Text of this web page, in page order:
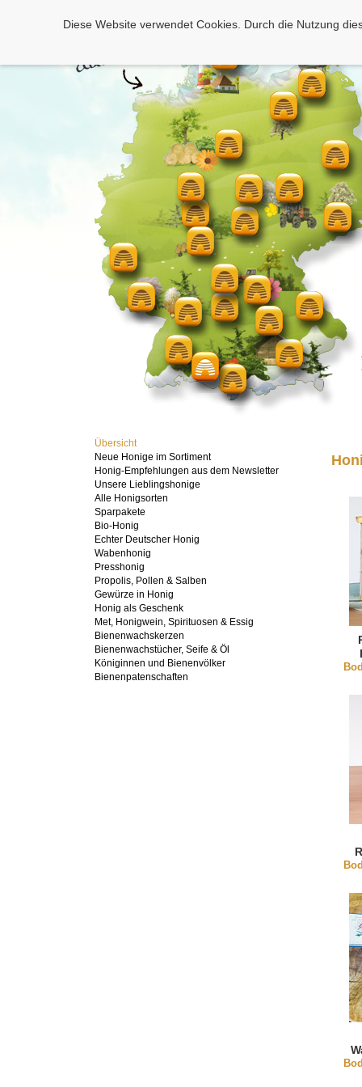
Diese Website verwendet Cookies. Durch die Nutzung
Übersicht
Neue Honige im Sortiment
Honig-Empfehlungen aus dem Newsletter
Unsere Lieblingshonige
Alle Honigsorten
Sparpakete
Bio-Honig
Echter Deutscher Honig
Wabenhonig
Presshonig
Propolis, Pollen & Salben
Gewürze in Honig
Honig als Geschenk
Met, Honigwein, Spirituosen & Essig
Bienenwachskerzen
Bienenwachstücher, Seife & Öl
Königinnen und Bienenvölker
Bienenpatenschaften